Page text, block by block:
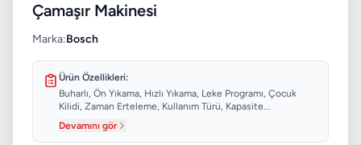
Çamaşır Makinesi
Marka:Bosch
Ürün Özellikleri:
Buharlı, Ön Yıkama, Hızlı Yıkama, Leke Programı, Çocuk
Kilidi, Zaman Erteleme, Kullanım Türü, Kapasite...
Devamını gör